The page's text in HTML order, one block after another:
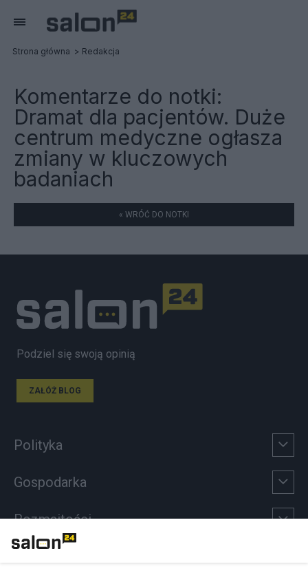
Strona główna Redakcja
Komentarze do notki:
Dramat dla pacjentów. Duże
centrum medyczne ogłasza
zmiany w kluczowych
badaniach
« WRÓĆ DO NOTKI
Podziel się swoją opinią
ZAŁÓŻ BLOG
Polityka
Gospodarka
Rozmaitości